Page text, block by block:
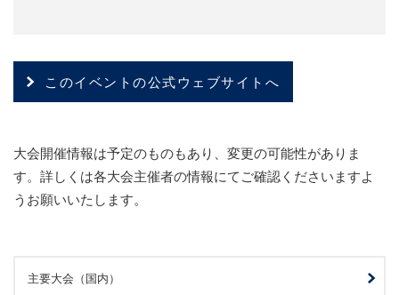
このイベントの公式ウェブサイトへ
大会開催情報は予定のものもあり、変更の可能性がありま
す。詳しくは各大会主催者の情報にてご確認くださいますよ
うお願いいたします。
主要大会（国内）